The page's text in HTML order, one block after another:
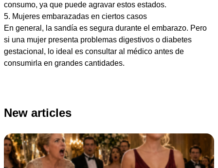
consumo, ya que puede agravar estos estados.
5. Mujeres embarazadas en ciertos casos
En general, la sandía es segura durante el embarazo. Pero
si una mujer presenta problemas digestivos o diabetes
gestacional, lo ideal es consultar al médico antes de
consumirla en grandes cantidades.
New articles